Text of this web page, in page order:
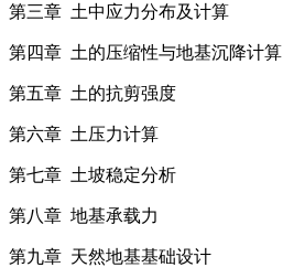
第三章 土中应力分布及计算
第四章 土的压缩性与地基沉降计算
第五章 土的抗剪强度
第六章 土压力计算
第七章 土坡稳定分析
第八章 地基承载力
第九章 天然地基基础设计